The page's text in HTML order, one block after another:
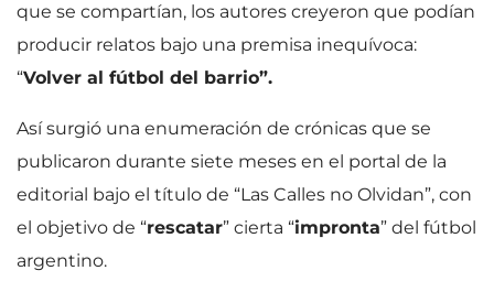
que se compartían, los autores creyeron que podían
producir relatos bajo una premisa inequívoca:
“Volver al fútbol del barrio”.
Así surgió una enumeración de crónicas que se
publicaron durante siete meses en el portal de la
editorial bajo el título de “Las Calles no Olvidan”, con
el objetivo de “rescatar” cierta “impronta” del fútbol
argentino.